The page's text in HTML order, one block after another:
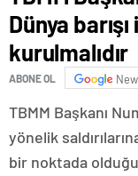
Dünya
kurulmalıdır
ABONE OL
TBMM Başkanı
yönelik
bir noktada